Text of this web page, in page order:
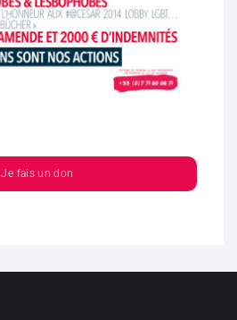
Je fais un don